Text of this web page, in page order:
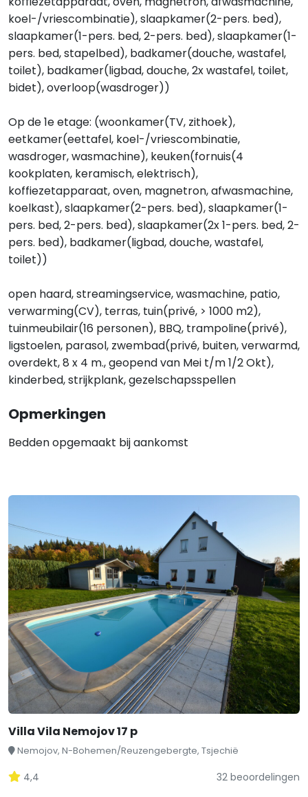
koel-/vriescombinatie), slaapkamer(2-pers. bed),
slaapkamer(1-pers. bed, 2-pers. bed), slaapkamer(1-
pers. bed, stapelbed), badkamer(douche, wastafel,
toilet), badkamer(ligbad, douche, 2x wastafel, toilet,
bidet), overloop(wasdroger))
Op de 1e etage: (woonkamer(TV, zithoek),
eetkamer(eettafel, koel-/vriescombinatie,
wasdroger, wasmachine), keuken(fornuis(4
kookplaten, keramisch, elektrisch),
koffiezetapparaat, oven, magnetron, afwasmachine,
koelkast), slaapkamer(2-pers. bed), slaapkamer(1-
pers. bed, 2-pers. bed), slaapkamer(2x 1-pers. bed, 2-
pers. bed), badkamer(ligbad, douche, wastafel,
toilet))
open haard, streamingservice, wasmachine, patio,
verwarming(CV), terras, tuin(privé, > 1000 m2),
tuinmeubilair(16 personen), BBQ, trampoline(privé),
ligstoelen, parasol, zwembad(privé, buiten, verwarmd,
overdekt, 8 x 4 m., geopend van Mei t/m 1/2 Okt),
kinderbed, strijkplank, gezelschapsspellen
Opmerkingen
Bedden opgemaakt bij aankomst
Villa Vila Nemojov 17 p
Nemojov, N-Bohemen/Reuzengebergte, Tsjechië
4,4 32 beoordelingen